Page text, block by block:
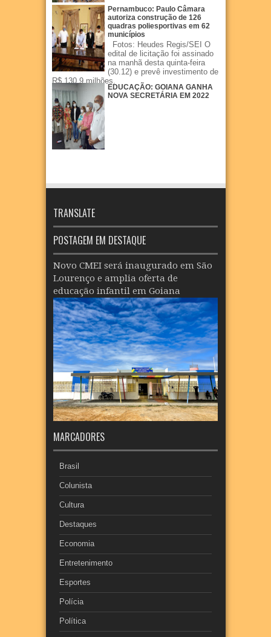
Pernambuco: Paulo Câmara
autoriza construção de 126
quadras poliesportivas em 62
municípios
Fotos: Heudes Regis/SEI O
edital de licitação foi assinado
na manhã desta quinta-feira
(30.12) e prevê investimento de
R$ 130,9 milhões.
EDUCAÇÃO: GOIANA GANHA
NOVA SECRETÁRIA EM 2022
TRANSLATE
POSTAGEM EM DESTAQUE
Novo CMEI será inaugurado em São
Lourenço e amplia oferta de
educação infantil em Goiana
MARCADORES
Brasil
Colunista
Cultura
Destaques
Economia
Entretenimento
Esportes
Polícia
Política